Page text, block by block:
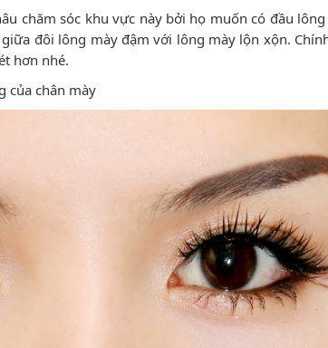
chăm sóc khu vực này bởi họ muốn có đầu
đôi lông mày đậm với lông mày lộn xộn.
hơn nhé.
của chân mày